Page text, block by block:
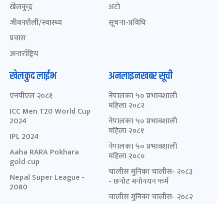
खेलकुद़़
जीवनशैली/स्वास्थ्य
प्रवास
अन्तर्राष्ट्रिय
अटो
सूचना-प्रविधि
खेलकुद लाईभ
एनपीएल २०८१
ICC Men T20 World Cup
2024
IPL 2024
Aaha RARA Pokhara
gold cup
Nepal Super League -
2080
अनलाइनखबर सूची
नेपालका ५० प्रभावशाली
महिला २०८२
नेपालका ५० प्रभावशाली
महिला २०८१
नेपालका ५० प्रभावशाली
महिला २०८०
चालीस मुनिका चालीस- २०८३
- छनोट मनोनयन फर्म
चालीस मुनिका चालीस- २०८२